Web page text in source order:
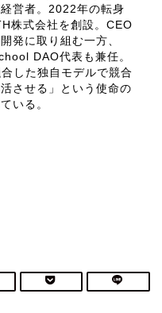
営者。2022年の転身
株式会社を創設。CEO
発に取り組む一方、
DAO代表も兼任。
した独自モデルで競合
させる」という使命の
いる。